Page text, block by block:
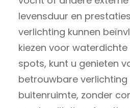
levensduur en
verlichting kunnen
kiezen voor waterdichte
spots, kunt u genieten
betrouwbare verlichting
buitenruimte, zonder